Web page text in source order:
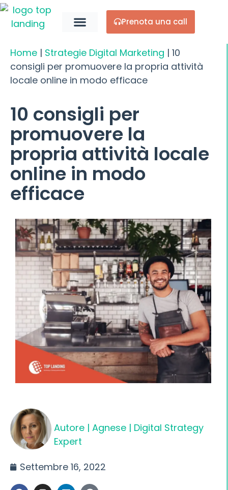
Prenota una call
Home | Strategie Digital Marketing | 10
consigli per promuovere la propria attività
locale online in modo efficace
10 consigli per
promuovere la
propria attività locale
online in modo
efficace
Autore | Agnese | Digital Strategy
Expert
Settembre 16, 2022